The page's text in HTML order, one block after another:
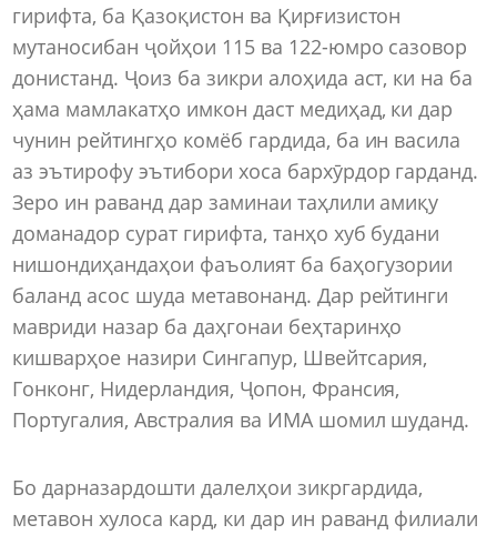
гирифта, ба Қазоқистон ва Қирғизистон
мутаносибан ҷойҳои 115 ва 122-юмро сазовор
донистанд. Ҷоиз ба зикри алоҳида аст, ки на ба
ҳама мамлакатҳо имкон даст медиҳад, ки дар
чунин рейтингҳо комёб гардида, ба ин васила
аз эътирофу эътибори хоса бархӯрдор гарданд.
Зеро ин раванд дар заминаи таҳлили амиқу
доманадор сурат гирифта, танҳо хуб будани
нишондиҳандаҳои фаъолият ба баҳогузории
баланд асос шуда метавонанд. Дар рейтинги
мавриди назар ба даҳгонаи беҳтаринҳо
кишварҳое назири Сингапур, Швейтсария,
Гонконг, Нидерландия, Ҷопон, Франсия,
Португалия, Австралия ва ИМА шомил шуданд.
Бо дарназардошти далелҳои зикргардида,
метавон хулоса кард, ки дар ин раванд филиали